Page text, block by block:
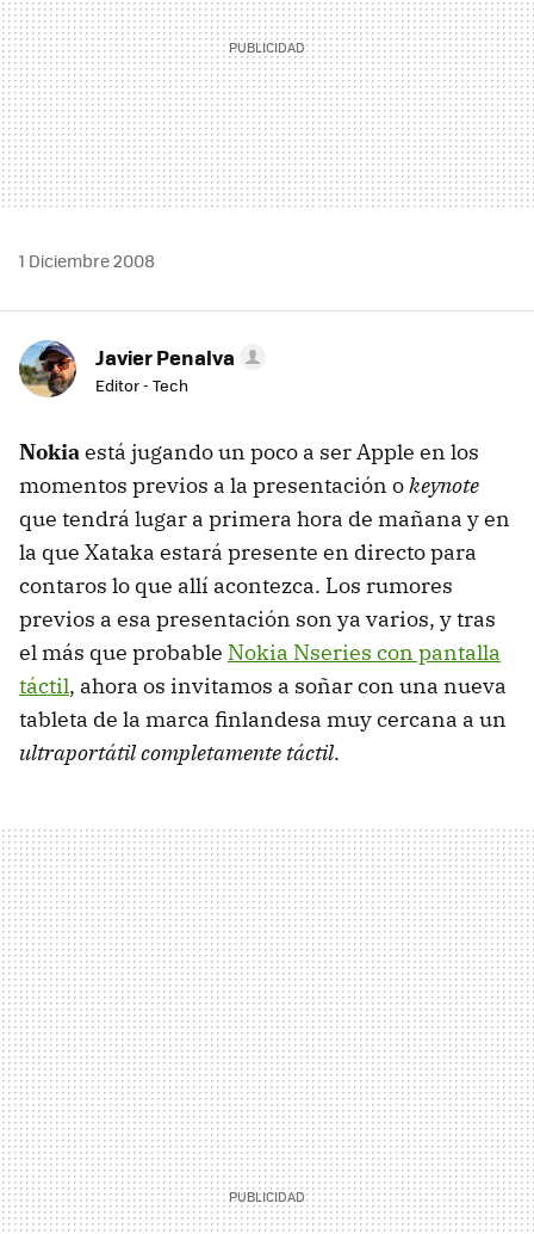
1 Diciembre 2008
Javier Penalva
Editor - Tech
Nokiaestá jugando un poco a ser Apple en los
momentos previos a la presentación okeynote
que tendrá lugar a primera hora de mañana y en
la que Xataka estará presente en directo para
contaros lo que allí acontezca. Los rumores
previos a esa presentación son ya varios, y tras
el más que probable Nokia Nseries con pantalla
táctil, ahora os invitamos a soñar con una nueva
tableta de la marca finlandesa muy cercana a un
ultraportátil completamente táctil.